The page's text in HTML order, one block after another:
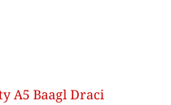
A5 Baagl Draci